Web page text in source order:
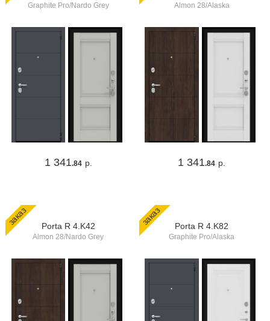
Graphite Pro/Nardo Grey
1 341.84 р.
Almon 28/Alaska
1 341.84 р.
заказ Porta R 4.K42
Almon 28/Nardo Grey
заказ Porta R 4.K82
Graphite Pro/Alaska